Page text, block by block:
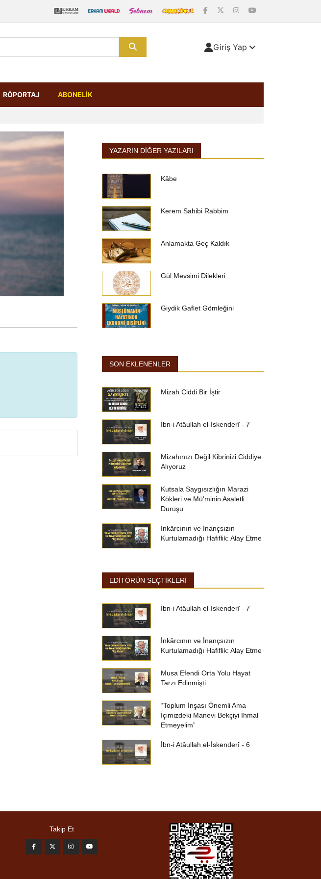
Giriş Yap
RÖPORTAJ ABONELİK
YAZARIN DIĞER YAZILARI
Kâbe
Kerem Sahibi Rabbim
Anlamakta Geç Kaldık
Gül Mevsimi Dilekleri
Giydik Gaflet Gömleğini
SON EKLENENLER
Mizah Ciddi Bir İştir
İbn-i Atâullah el-İskenderî - 7
Mizahınızı Değil Kibrinizi Ciddiye
Alıyoruz
Kutsala Saygısızlığın Marazi
Kökleri ve Mü’minin Asaletli
Duruşu
İnkârcının ve İnançsızın
Kurtulamadığı Hafiflik: Alay Etme
EDİTÖRÜN SEÇTİKLERİ
İbn-i Atâullah el-İskenderî - 7
İnkârcının ve İnançsızın
Kurtulamadığı Hafiflik: Alay Etme
Musa Efendi Orta Yolu Hayat
Tarzı Edinmişti
“Toplum İnşası Önemli Ama
İçimizdeki Manevi Bekçiyi İhmal
Etmeyelim”
İbn-i Atâullah el-İskenderî - 6
Takip Et